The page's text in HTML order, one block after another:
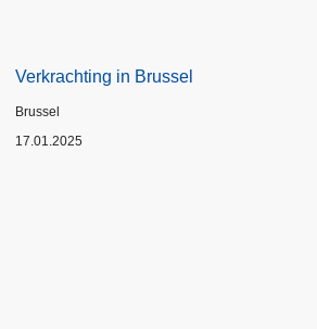
Verkrachting in Brussel
Plaats
Brussel
17.01.2025